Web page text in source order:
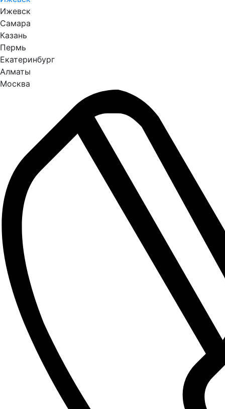
Ижевск
Самара
Казань
Пермь
Екатеринбург
Алматы
Москва